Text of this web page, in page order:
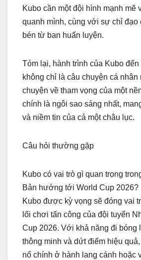
Kubo cần một đội hình mạnh mẽ
quanh mình, cùng với sự chỉ đạo
bén từ ban huấn luyện.
Tóm lại, hành trình của Kubo
không chỉ là câu chuyện cá nhân
chuyện về tham vọng của một
chính là ngôi sao sáng nhất,
và niềm tin của cả một châu lục.
Câu hỏi thường gặp
Kubo có vai trò gì quan trọng
Bản hướng tới World Cup 2026?
Kubo được kỳ vọng sẽ đóng vai
lối chơi tấn công của đội tuyển
Cup 2026. Với khả năng đi bóng
thông minh và dứt điểm hiệu
nổ chính ở hành lang cánh hoặc